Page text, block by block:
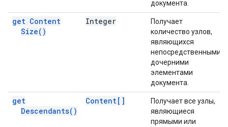
документа.
get Content
Size( )
Integer
Получает
количество узлов,
являющихся
непосредственными
дочерними
элементами
документа.
get
Descendants( )
Content[]
Получает все узлы,
являющиеся
прямыми или